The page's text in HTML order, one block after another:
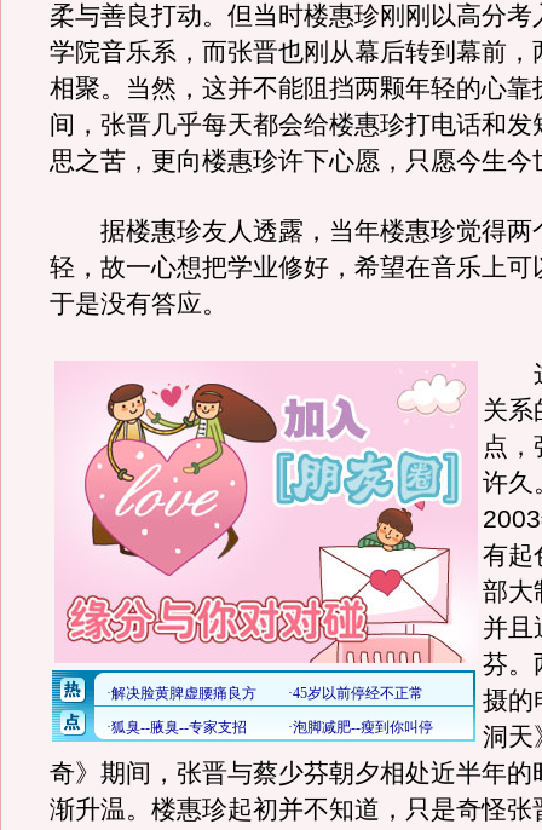
柔与善良打动。但当时楼惠珍刚刚以高分考
学院音乐系，而张晋也刚从幕后转到幕前，
相聚。当然，这并不能阻挡两颗年轻的心靠
间，张晋几乎每天都会给楼惠珍打电话和发
思之苦，更向楼惠珍许下心愿，只愿今生今
据楼惠珍友人透露，当年楼惠珍觉得两
轻，故一心想把学业修好，希望在音乐上可
于是没有答应。
这
关系
点，
许久
有起
部大
并且
芬。
摄的
洞天
奇》期间，张晋与蔡少芬朝夕相处近半年的
渐升温。楼惠珍起初并不知道，只是奇怪张